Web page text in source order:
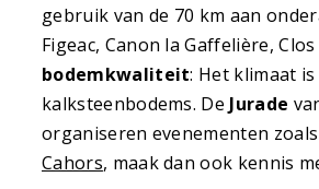
gebruik van de 70 km aan
Figeac, Canon la Gaffelière,
bodemkwaliteit: Het klimaat
kalksteenbodems. De Jurade
organiseren evenementen
Cahors, maak dan ook kennis